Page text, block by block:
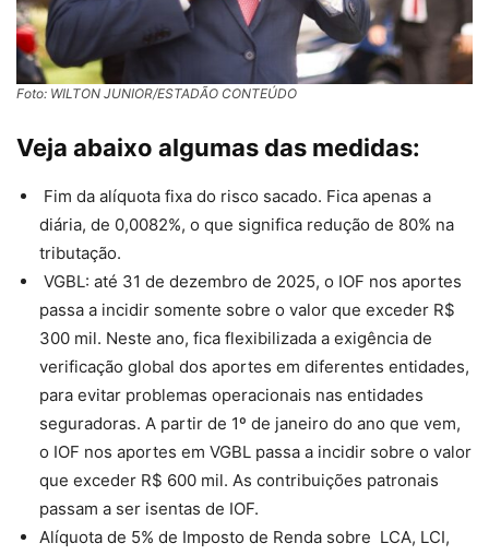
Foto: WILTON JUNIOR/ESTADÃO CONTEÚDO
Veja abaixo algumas das medidas:
Fim da alíquota fixa do risco sacado. Fica apenas a
diária, de 0,0082%, o que significa redução de 80% na
tributação.
VGBL: até 31 de dezembro de 2025, o IOF nos aportes
passa a incidir somente sobre o valor que exceder R$
300 mil. Neste ano, fica flexibilizada a exigência de
verificação global dos aportes em diferentes entidades,
para evitar problemas operacionais nas entidades
seguradoras. A partir de 1º de janeiro do ano que vem,
o IOF nos aportes em VGBL passa a incidir sobre o valor
que exceder R$ 600 mil. As contribuições patronais
passam a ser isentas de IOF.
Alíquota de 5% de Imposto de Renda sobre LCA, LCI,